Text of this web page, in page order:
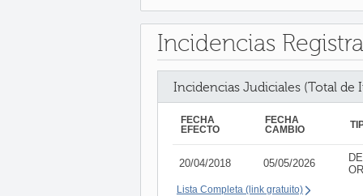
Incidencias
Incidencias Judiciales (Total de
FECHA
EFECTO
FECHA
CAMBIO
20/04/2018 05/05/2026
Lista Completa (link gratuito)